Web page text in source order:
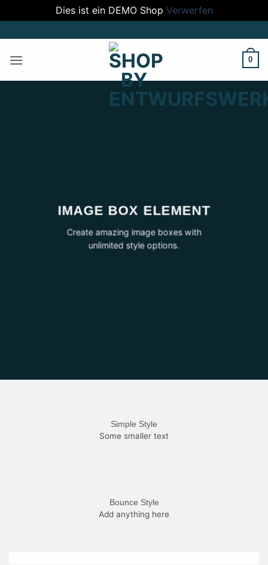
Dies ist ein DEMO Shop Verwerfen
Inhalt
springen
0
IMAGE BOX ELEMENT
Create amazing image boxes with
unlimited style options.
Simple Style
Some smaller text
Bounce Style
Add anything here